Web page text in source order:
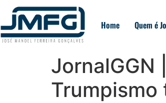
Home Quem é
JornalGGN
Trumpismo